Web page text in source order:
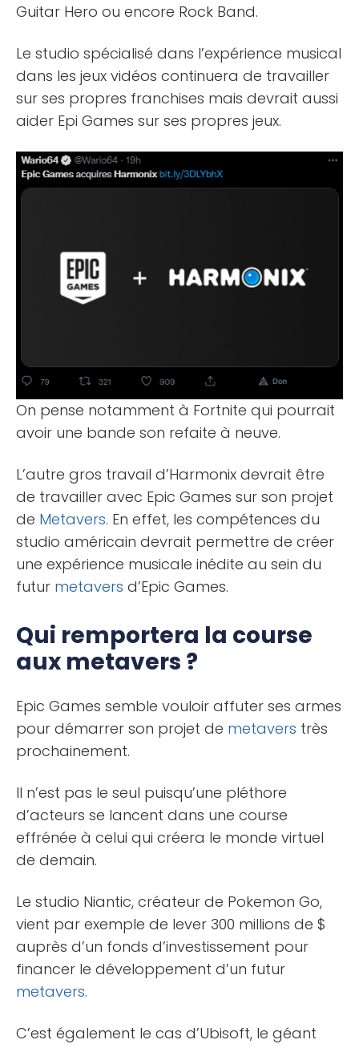
Guitar Hero ou encore Rock Band.
Le studio spécialisé dans l’expérience musical
dans les jeux vidéos continuera de travailler
sur ses propres franchises mais devrait aussi
aider Epi Games sur ses propres jeux.
On pense notamment à Fortnite qui pourrait
avoir une bande son refaite à neuve.
L’autre gros travail d’Harmonix devrait être
de travailler avec Epic Games sur son projet
de Metavers. En effet, les compétences du
studio américain devrait permettre de créer
une expérience musicale inédite au sein du
futur metavers d’Epic Games.
Qui remportera la course
aux metavers ?
Epic Games semble vouloir affuter ses armes
pour démarrer son projet de metavers très
prochainement.
Il n’est pas le seul puisqu’une pléthore
d’acteurs se lancent dans une course
effrénée à celui qui créera le monde virtuel
de demain.
Le studio Niantic, créateur de Pokemon Go,
vient par exemple de lever 300 millions de $
auprès d’un fonds d’investissement pour
financer le développement d’un futur
metavers.
C’est également le cas d’Ubisoft, le géant